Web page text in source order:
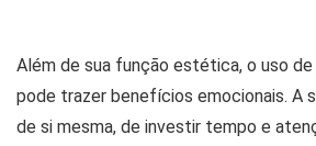
Além de sua função estética, o uso
pode trazer benefícios emocionais. A
de si mesma, de investir tempo e